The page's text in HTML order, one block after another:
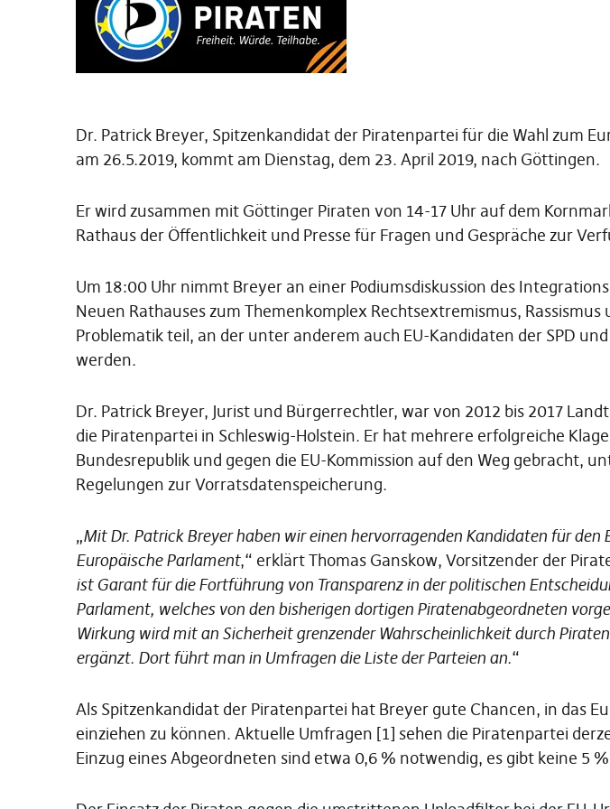
Dr. Patrick Breyer, Spitzenkandidat der Piratenpartei für die Wahl zum
am 26.5.2019, kommt am Dienstag, dem 23. April 2019, nach Göttingen.
Er wird zusammen mit Göttinger Piraten von 14-17 Uhr auf dem
Rathaus der Öffentlichkeit und Presse für Fragen und Gespräche zur
Um 18:00 Uhr nimmt Breyer an einer Podiumsdiskussion des
Neuen Rathauses zum Themenkomplex Rechtsextremismus, Rassismus
Problematik teil, an der unter anderem auch EU-Kandidaten der SPD
werden.
Dr. Patrick Breyer, Jurist und Bürgerrechtler, war von 2012 bis 2017
die Piratenpartei in Schleswig-Holstein. Er hat mehrere erfolgreiche
Bundesrepublik und gegen die EU-Kommission auf den Weg gebracht,
Regelungen zur Vorratsdatenspeicherung.
„Mit Dr. Patrick Breyer haben wir einen hervorragenden Kandidaten für den
Europäische Parlament,“ erklärt Thomas Ganskow, Vorsitzender der
ist Garant für die Fortführung von Transparenz in der politischen
Parlament, welches von den bisherigen dortigen Piratenabgeordneten
Wirkung wird mit an Sicherheit grenzender Wahrscheinlichkeit durch
ergänzt. Dort führt man in Umfragen die Liste der Parteien an.“
Als Spitzenkandidat der Piratenpartei hat Breyer gute Chancen, in das
einziehen zu können. Aktuelle Umfragen [1] sehen die Piratenpartei
Einzug eines Abgeordneten sind etwa 0,6 % notwendig, es gibt keine 5